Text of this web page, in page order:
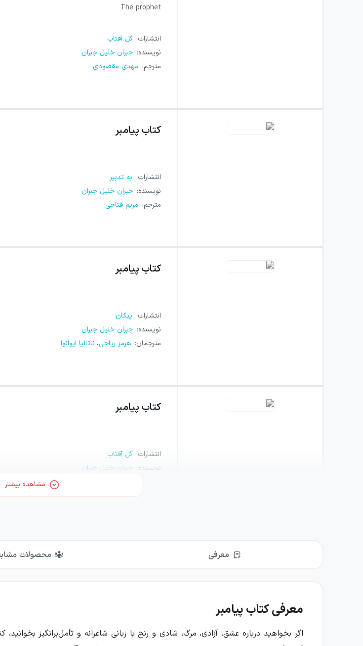
The prophet
انتشارات: گل آفتاب
نویسنده: جبران خلیل جبران
مترجم: مهدی مقصودی
کتاب پیامبر
انتشارات: به تدبیر
نویسنده: جبران خلیل جبران
مترجم: مریم فتاحی
کتاب پیامبر
انتشارات: پیکان
نویسنده: جبران خلیل جبران
مترجمان: هرمز ریاحی، ناتالیا ایوانوا
کتاب پیامبر
انتشارات: گل آفتاب
نویسنده: جبران خلیل جبران
مشاهده بیشتر
معرفی محصولات
معرفی کتاب پیامبر
اگر بخواهید درباره عشق، آزادی، مرگ، شادی و رنج با زبانی شاعرانه و تأمل‌برانگیز